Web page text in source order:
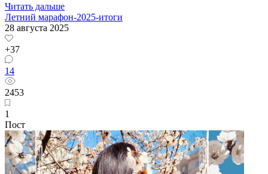
Читать дальше
Летний марафон-2025-итоги
28 августа 2025
+37
14
2453
1
Пост